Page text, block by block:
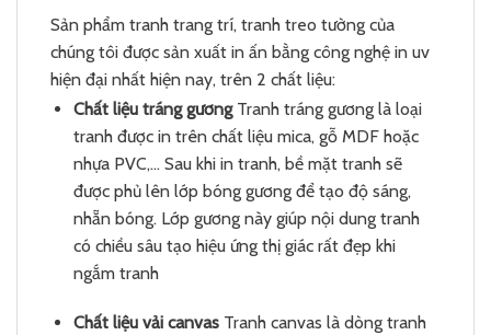
Sản phẩm tranh trang trí, tranh treo tường của
chúng tôi được sản xuất in ấn bằng công nghệ in uv
hiện đại nhất hiện nay, trên 2 chất liệu:
Chất liệu tráng gương Tranh tráng gương là loại
tranh được in trên chất liệu mica, gỗ MDF hoặc
nhựa PVC,… Sau khi in tranh, bề mặt tranh sẽ
được phủ lên lớp bóng gương để tạo độ sáng,
nhẵn bóng. Lớp gương này giúp nội dung tranh
có chiều sâu tạo hiệu ứng thị giác rất đẹp khi
ngắm tranh
Chất liệu vải canvas Tranh canvas là dòng tranh